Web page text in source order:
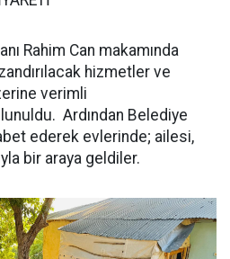
Rahim Can makamında
hizmetler ve
verimli
Ardından Belediye
ederek evlerinde; ailesi,
bir araya geldiler.